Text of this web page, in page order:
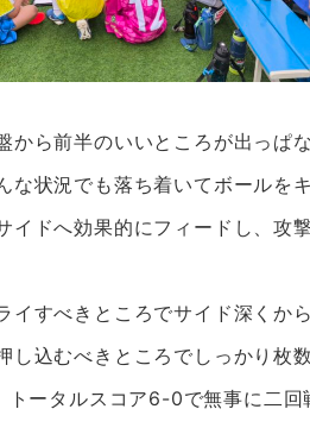
から前半のいいところが出っぱ
な状況でも落ち着いてボールをキ
イドへ効果的にフィードし、攻
イすべきところでサイド深くか
し込むべきところでしっかり枚
トータルスコア6-0で無事に二